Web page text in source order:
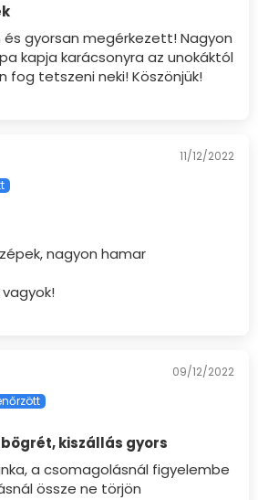
gyorsan megérkezett! Nagyon
kapja karácsonyra az unokáktól
fog tetszeni neki! Köszönjük!
11/12/2022
nagyon hamar
09/12/2022
kiszállás gyors
a csomagolásnál figyelembe
össze ne törjön